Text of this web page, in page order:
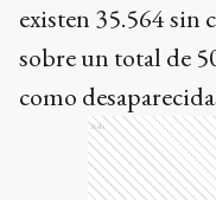
existen 35.564 sin
sobre un total de
como
Ads